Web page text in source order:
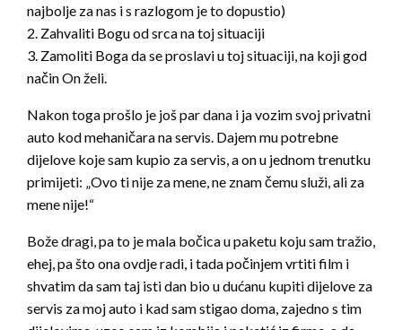
najbolje za nas i s razlogom je to dopustio)
2. Zahvaliti Bogu od srca na toj situaciji
3. Zamoliti Boga da se proslavi u toj situaciji, na koji god
način On želi.
Nakon toga prošlo je još par dana i ja vozim svoj privatni
auto kod mehaničara na servis. Dajem mu potrebne
dijelove koje sam kupio za servis, a on u jednom trenutku
primijeti: „Ovo ti nije za mene, ne znam čemu služi, ali za
mene nije!“
Bože dragi, pa to je mala bočica u paketu koju sam tražio,
ehej, pa što ona ovdje radi, i tada počinjem vrtiti film i
shvatim da sam taj isti dan bio u dućanu kupiti dijelove za
servis za moj auto i kad sam stigao doma, zajedno s tim